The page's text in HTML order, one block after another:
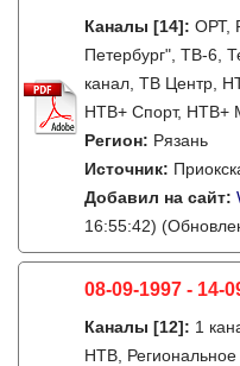
Каналы [14]: ОРТ,
Петербург", ТВ-6,
канал, ТВ Центр,
НТВ+ Спорт, НТВ+
Регион: Рязань
Источник:
Добавил на сайт:
16:55:42)
08-09-1997 - 14-
Каналы [12]: 1
НТВ,